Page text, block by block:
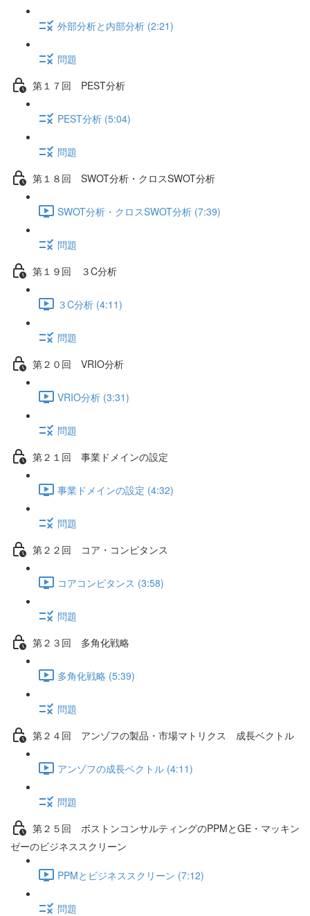
外部分析と内部分析 (2:21)
問題
第１７回 PEST分析
PEST分析 (5:04)
問題
第１８回 SWOT分析・クロスSWOT分析
SWOT分析・クロスSWOT分析 (7:39)
問題
第１９回 ３C分析
３C分析 (4:11)
問題
第２０回 VRIO分析
VRIO分析 (3:31)
問題
第２１回 事業ドメインの設定
事業ドメインの設定 (4:32)
問題
第２２回 コア・コンピタンス
コアコンピタンス (3:58)
問題
第２３回 多角化戦略
多角化戦略 (5:39)
問題
第２４回 アンゾフの製品・市場マトリクス 成長ベクトル
アンゾフの成長ベクトル (4:11)
問題
第２５回 ボストンコンサルティングのPPMとGE・マッキン
ゼーのビジネススクリーン
PPMとビジネススクリーン (7:12)
問題